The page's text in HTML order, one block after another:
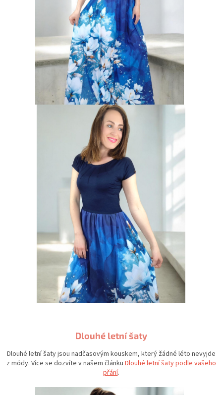
Dlouhé letní šaty
Dlouhé letní šaty jsou nadčasovým kouskem, který žádné léto nevyjde
z módy. Více se dozvíte v našem článku Dlouhé letní šaty podle vašeho
přání.